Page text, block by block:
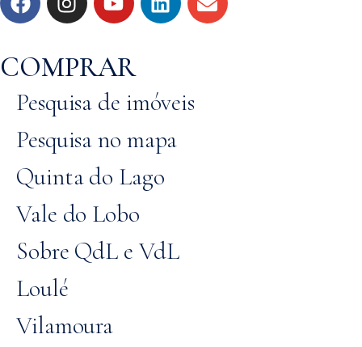
COMPRAR
Pesquisa de imóveis
Pesquisa no mapa
Quinta do Lago
Vale do Lobo
Sobre QdL e VdL
Loulé
Vilamoura